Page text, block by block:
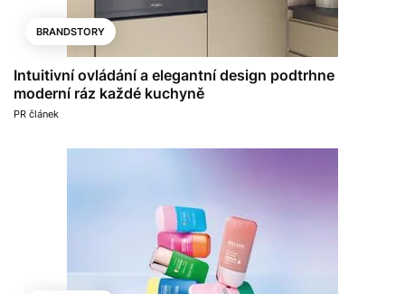
BRANDSTORY
Intuitivní ovládání a elegantní design podtrhne
moderní ráz každé kuchyně
PR článek